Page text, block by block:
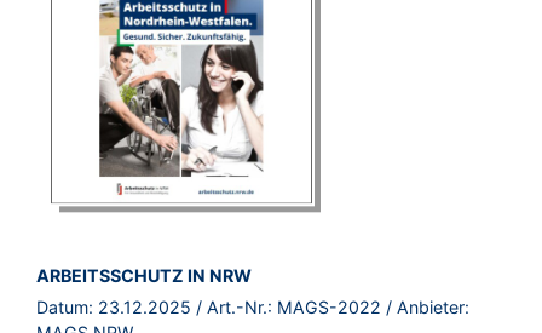
BROSCHÜRE:
ARBEITSSCHUTZ IN NRW
Datum: 23.12.2025 / Art.-Nr.: MAGS-2022 / Anbieter: